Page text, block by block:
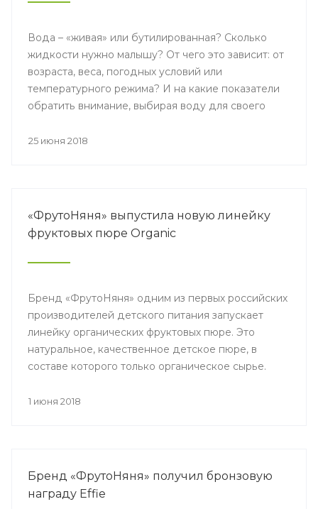
Вода – «живая» или бутилированная? Сколько
жидкости нужно малышу? От чего это зависит: от
возраста, веса, погодных условий или
температурного режима? И на какие показатели
обратить внимание, выбирая воду для своего
журналисты и блогеры – получили на пресс-
25 июня 2018
«ФрутоНяня» выпустила новую линейку
фруктовых пюре Organic
Бренд «ФрутоНяня» одним из первых российских
производителей детского питания запускает
линейку органических фруктовых пюре. Это
натуральное, качественное детское пюре, в
составе которого только органическое сырье.
1 июня 2018
Бренд «ФрутоНяня» получил бронзовую
награду Effie